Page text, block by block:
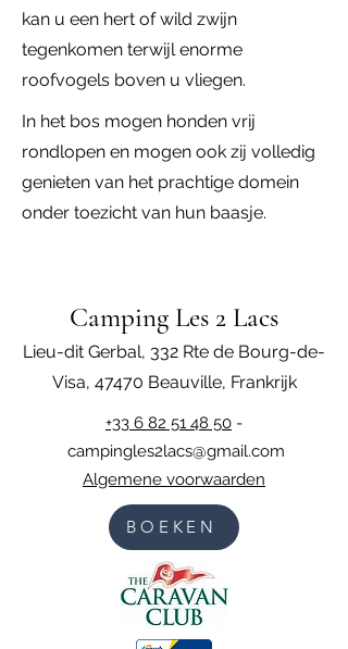
kan u een hert of wild zwijn
tegenkomen terwijl enorme
roofvogels boven u vliegen.
In het bos mogen honden vrij
rondlopen en mogen ook zij volledig
genieten van het prachtige domein
onder toezicht van hun baasje.
Camping Les 2 Lacs
Lieu-dit Gerbal, 332 Rte de Bourg-de-
Visa, 47470 Beauville, Frankrijk
+33 6 82 51 48 50 -
campingles2lacs@gmail.com
Algemene voorwaarden
BOEKEN